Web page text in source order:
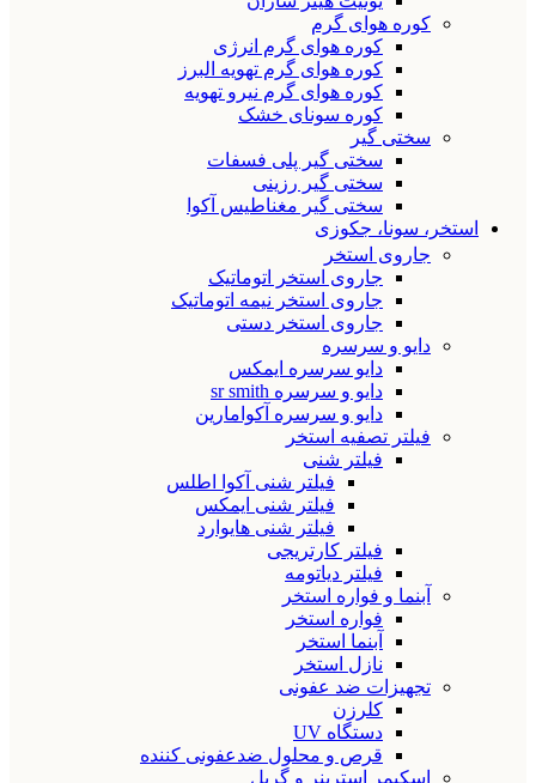
کوره هوای گرم
کوره هوای گرم انرژی
کوره هوای گرم تهویه البرز
کوره هوای گرم نیرو تهویه
کوره سونای خشک
سختی گیر
سختی گیر پلی فسفات
سختی گیر رزینی
سختی گیر مغناطیس آکوا
استخر، سونا، جکوزی
جاروی استخر
جاروی استخر اتوماتیک
جاروی استخر نیمه اتوماتیک
جاروی استخر دستی
دایو و سرسره
دایو سرسره ایمکس
دایو و سرسره sr smith
دایو و سرسره آکوامارین
فیلتر تصفیه استخر
فیلتر شنی
فیلتر شنی آکوا اطلس
فیلتر شنی ایمکس
فیلتر شنی هایوارد
فیلتر کارتریجی
فیلتر دیاتومه
آبنما و فواره استخر
فواره استخر
آبنما استخر
نازل استخر
تجهیزات ضد عفونی
کلرزن
دستگاه UV
قرص و محلول ضدعفونی کننده
اسکیمر استرینر و گریل